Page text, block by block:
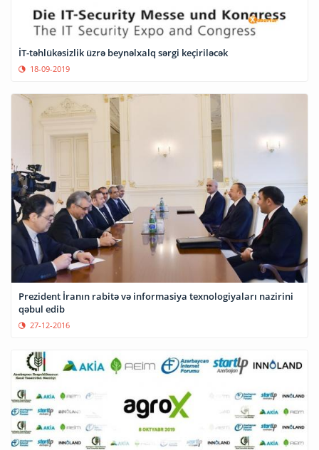
İT-təhlükəsizlik üzrə beynəlxalq sərgi keçiriləcək
18-09-2019
Prezident İranın rabitə və informasiya texnologiyaları nazirini
qəbul edib
27-12-2016